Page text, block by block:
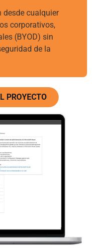
desde cualquier
corporativos,
(BYOD) sin
de la
PROYECTO